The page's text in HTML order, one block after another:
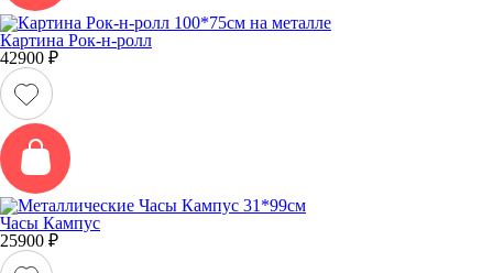
Картина Рок-н-ролл
42900 ₽
Часы Кампус
25900 ₽